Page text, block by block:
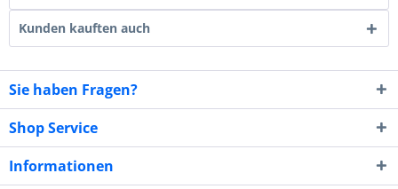
Kunden kauften auch
Sie haben Fragen?
Shop Service
Informationen